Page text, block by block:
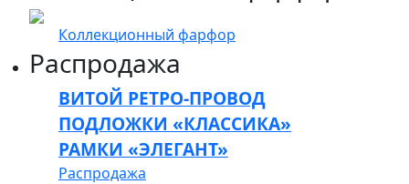
Коллекционный фарфор
Распродажа
ВИТОЙ РЕТРО-ПРОВОД
ПОДЛОЖКИ «КЛАССИКА»
РАМКИ «ЭЛЕГАНТ»
Распродажа